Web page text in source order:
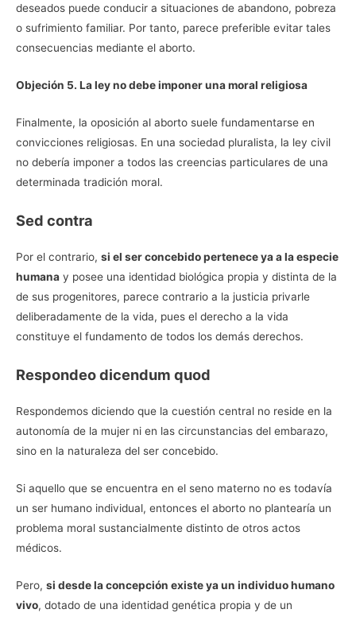
deseados puede conducir a situaciones de abandono, pobreza
o sufrimiento familiar. Por tanto, parece preferible evitar tales
consecuencias mediante el aborto.
Objeción 5. La ley no debe imponer una moral religiosa
Finalmente, la oposición al aborto suele fundamentarse en
convicciones religiosas. En una sociedad pluralista, la ley civil
no debería imponer a todos las creencias particulares de una
determinada tradición moral.
Sed contra
Por el contrario, si el ser concebido pertenece ya a la especie
humana y posee una identidad biológica propia y distinta de la
de sus progenitores, parece contrario a la justicia privarle
deliberadamente de la vida, pues el derecho a la vida
constituye el fundamento de todos los demás derechos.
Respondeo dicendum quod
Respondemos diciendo que la cuestión central no reside en la
autonomía de la mujer ni en las circunstancias del embarazo,
sino en la naturaleza del ser concebido.
Si aquello que se encuentra en el seno materno no es todavía
un ser humano individual, entonces el aborto no plantearía un
problema moral sustancialmente distinto de otros actos
médicos.
Pero, si desde la concepción existe ya un individuo humano
vivo, dotado de una identidad genética propia y de un